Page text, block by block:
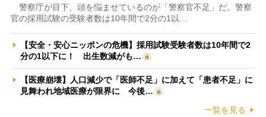
警察庁が目下、頭を悩ませているのが「警察官不足」だ。警察
官の採用試験の受験者数は10年間で2分の1以…
【安全・安心ニッポンの危機】採用試験受験者数は10年間で2
分の1以下に！ 出生数減がも…
【医療崩壊】人口減少で「医師不足」に加えて「患者不足」に
見舞われ地域医療が限界に 今後…
一覧を見る